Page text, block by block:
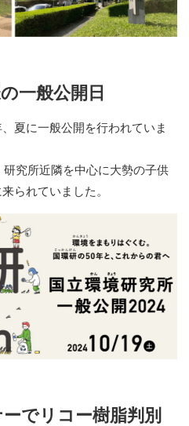
一般公開日
夏に一般公開を行われていま
究所近隣を中心に大勢の子供
られていました。
でリコー樹脂判別